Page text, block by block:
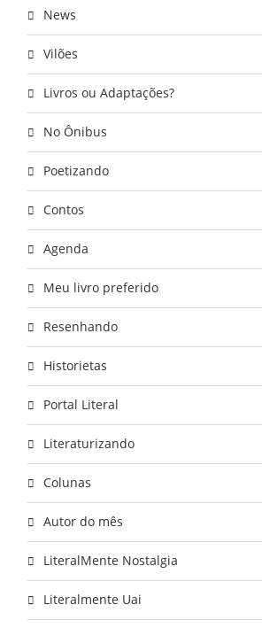
News
Vilões
Livros ou Adaptações?
No Ônibus
Poetizando
Contos
Agenda
Meu livro preferido
Resenhando
Historietas
Portal Literal
Literaturizando
Colunas
Autor do mês
LiteralMente Nostalgia
Literalmente Uai